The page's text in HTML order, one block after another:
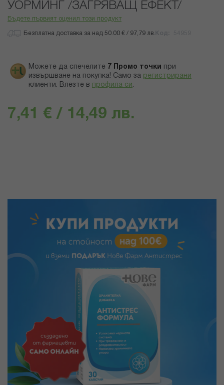
галерия
със
УОРМИНГ /ЗАГРЯВАЩ ЕФЕКТ/
Бъдете първият оценил този продукт
Безплатна доставка за над 50.00 € / 97,79 лв.
Можете да спечелите 7 Промо точки
при
извършване на покупка! Само за регистрирани
клиенти. Влезте в профила си .
7,41 € / 14,49 лв.